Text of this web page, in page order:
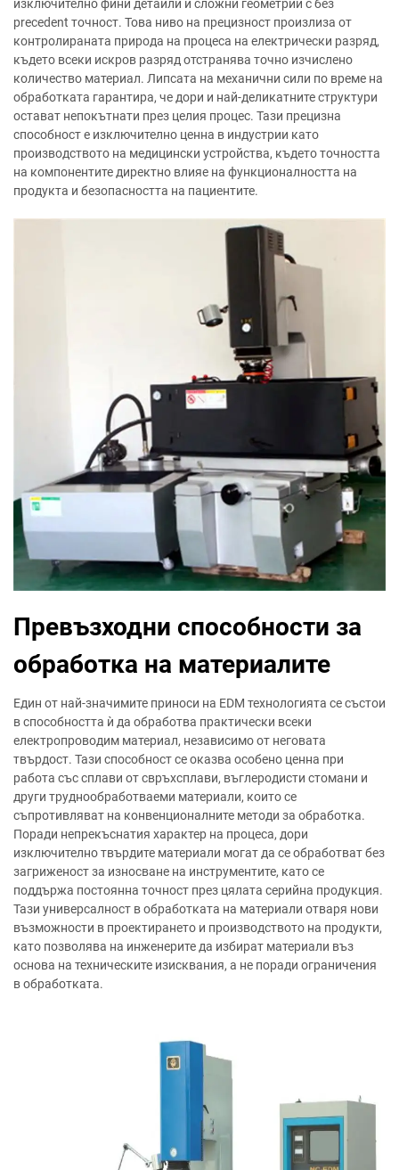
изключително фини детайли и сложни геометрии с без
precedent точност. Това ниво на прецизност произлиза от
контролираната природа на процеса на електрически разряд,
където всеки искров разряд отстранява точно изчислено
количество материал. Липсата на механични сили по време на
обработката гарантира, че дори и най-деликатните структури
остават непокътнати през целия процес. Тази прецизна
способност е изключително ценна в индустрии като
производството на медицински устройства, където точността
на компонентите директно влияе на функционалността на
продукта и безопасността на пациентите.
Превъзходни способности за
обработка на материалите
Един от най-значимите приноси на EDM технологията се състои
в способността ѝ да обработва практически всеки
електропроводим материал, независимо от неговата
твърдост. Тази способност се оказва особено ценна при
работа със сплави от свръхсплави, въглеродисти стомани и
други труднообработваеми материали, които се
съпротивляват на конвенционалните методи за обработка.
Поради непрекъснатия характер на процеса, дори
изключително твърдите материали могат да се обработват без
загриженост за износване на инструментите, като се
поддържа постоянна точност през цялата серийна продукция.
Тази универсалност в обработката на материали отваря нови
възможности в проектирането и производството на продукти,
като позволява на инженерите да избират материали въз
основа на техническите изисквания, а не поради ограничения
в обработката.